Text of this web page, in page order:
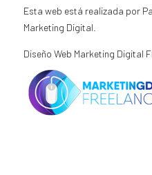
Esta web está realizada por
Marketing Digital.
Diseño Web Marketing Digital